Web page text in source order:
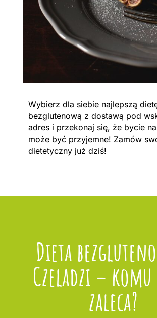
Wybierz dla siebie najlepszą
bezglutenową z dostawą pod
adres i przekonaj się, że bycie
może być przyjemne! Zamów
dietetyczny już dziś!
Dieta
Czeladzi –
zaleca?